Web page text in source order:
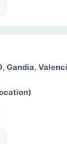
Gandia,